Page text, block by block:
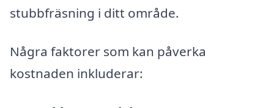
stubbfräsning i ditt område.
Några faktorer som kan påverka
kostnaden inkluderar: